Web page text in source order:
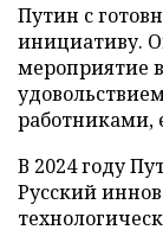
Путин с
инициативу.
мероприятие
работниками,
В 2024 году
Русский